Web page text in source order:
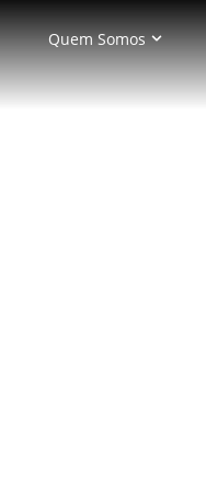
Quem Somos